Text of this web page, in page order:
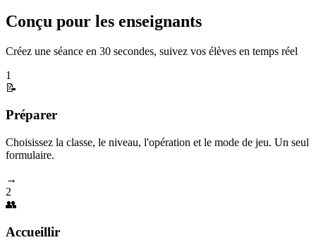
Conçu pour les enseignants
Créez une séance en 30 secondes, suivez vos élèves en temps réel
1
📝
Préparer
Choisissez la classe, le niveau, l'opération et le mode de jeu. Un seul
formulaire.
→
2
👥
Accueillir